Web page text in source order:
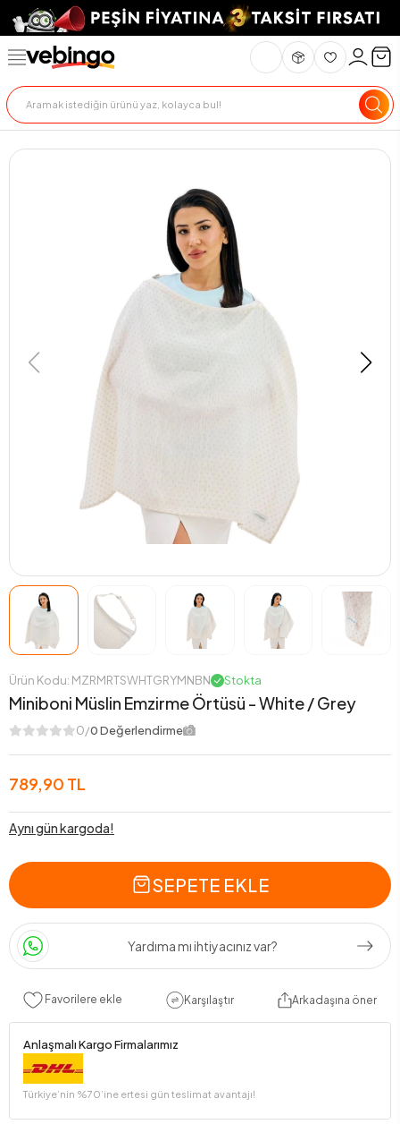
Ürün Kodu: MZRMRTSWHTGRYMNBN Stokta
Miniboni Müslin Emzirme Örtüsü - White / Grey
0/0 Değerlendirme
789,90 TL
Aynı gün kargoda!
SEPETE EKLE
Yardıma mı ihtiyacınız var?
Favorilere ekle Karşılaştır Arkadaşına öner
Anlaşmalı Kargo Firmalarımız
Türkiye’nin %70’ine ertesi gün teslimat avantajı!
Genel Bakış Ürün Açıklaması Teknik Özellikler Teslimat Ve İade